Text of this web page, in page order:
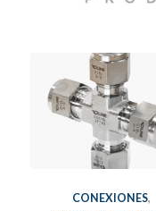
CONEXIONES,